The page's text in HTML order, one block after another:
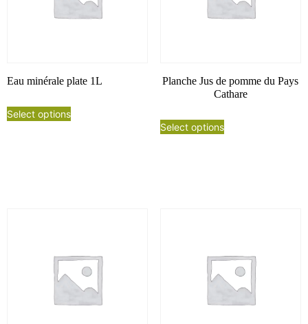
Eau minérale plate 1L
Select options
Planche Jus de pomme du Pays
Cathare
Select options